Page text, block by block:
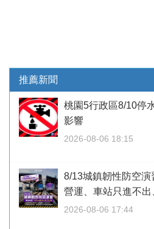
推薦新聞
桃園5行政區8/10停
影響
2026-08-06 18:15
8/13城鎮韌性防空
營運、車站只進不
2026-08-06 17:44